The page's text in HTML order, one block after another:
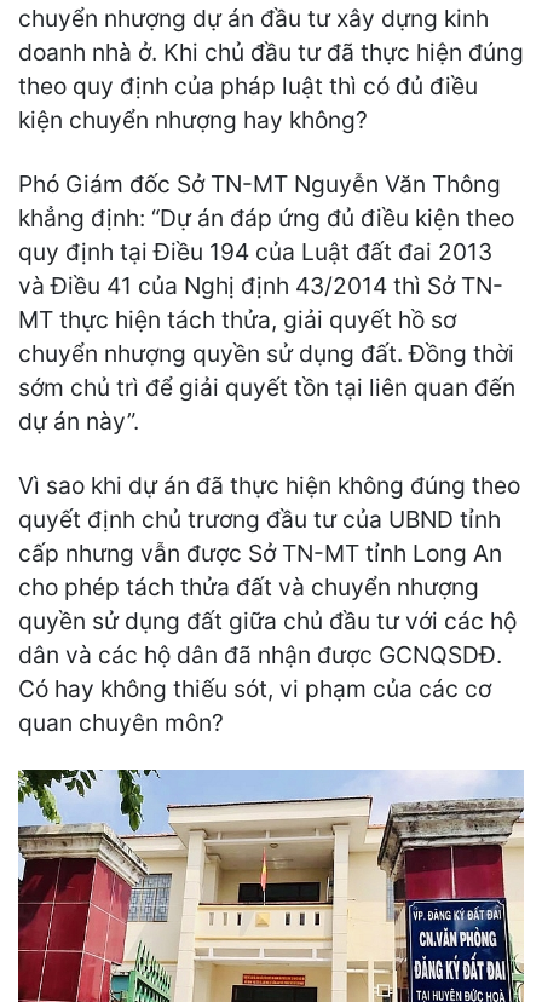
chuyển nhượng dự án đầu tư xây dựng kinh
doanh nhà ở. Khi chủ đầu tư đã thực hiện đúng
theo quy định của pháp luật thì có đủ điều
kiện chuyển nhượng hay không?
Phó Giám đốc Sở TN-MT Nguyễn Văn Thông
khẳng định: “Dự án đáp ứng đủ điều kiện theo
quy định tại Điều 194 của Luật đất đai 2013
và Điều 41 của Nghị định 43/2014 thì Sở TN-
MT thực hiện tách thửa, giải quyết hồ sơ
chuyển nhượng quyền sử dụng đất. Đồng thời
sớm chủ trì để giải quyết tồn tại liên quan đến
dự án này”.
Vì sao khi dự án đã thực hiện không đúng theo
quyết định chủ trương đầu tư của UBND tỉnh
cấp nhưng vẫn được Sở TN-MT tỉnh Long An
cho phép tách thửa đất và chuyển nhượng
quyền sử dụng đất giữa chủ đầu tư với các hộ
dân và các hộ dân đã nhận được GCNQSDĐ.
Có hay không thiếu sót, vi phạm của các cơ
quan chuyên môn?